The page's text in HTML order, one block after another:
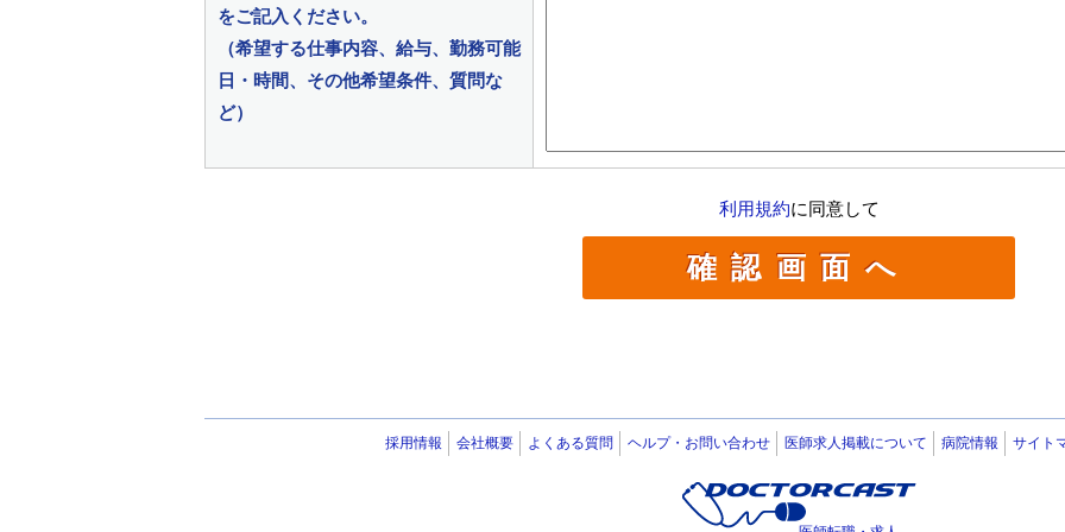
をご記入ください。
（希望する仕事内容、給与、勤務可能
日・時間、その他希望条件、質問な
ど）
利用規約に同意して
採用情報 会社概要 よくある質問 ヘルプ・お問い合わせ 医師求人掲載について 病院情報 サイト